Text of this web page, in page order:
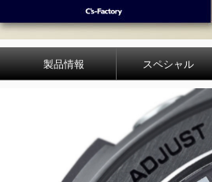
製品情報 スペシャル